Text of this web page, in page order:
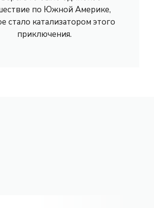
по Южной Америке,
стало катализатором этого
приключения.